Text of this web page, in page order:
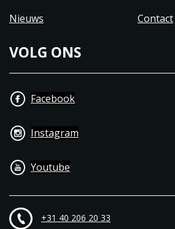
Nieuws
Contact
VOLG ONS
Facebook
Instagram
Youtube
+31 40 206 20 33